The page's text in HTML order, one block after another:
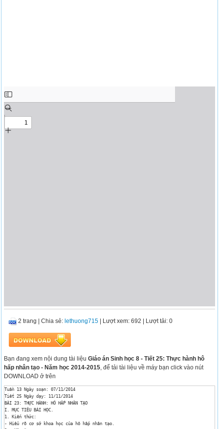
2 trang |Chia sẻ: lethuong715 | Lượt xem: 692 | Lượt tải: 0
Bạn đang xem nội dung tài liệuGiáo án Sinh học 8 - Tiết 25: Thực hành hô
hấp nhân tạo - Năm học 2014-2015, để tải tài liệu về máy bạn click vào nút
DOWNLOAD ở trên
Tuần 13 Ngày soạn: 07/11/2014
Tiết 25 Ngày dạy: 11/11/2014
BÀI 23: THỰC HÀNH: HÔ HẤP NHÂN TẠO
I. MỤC TIÊU BÀI HỌC.
1. Kiến thức:
- Hiểu rõ cơ sở khoa học của hô hấp nhân tạo.